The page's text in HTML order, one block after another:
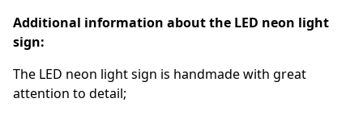
Additional information about the LED neon light
sign:
The LED neon light sign is handmade with great
attention to detail;